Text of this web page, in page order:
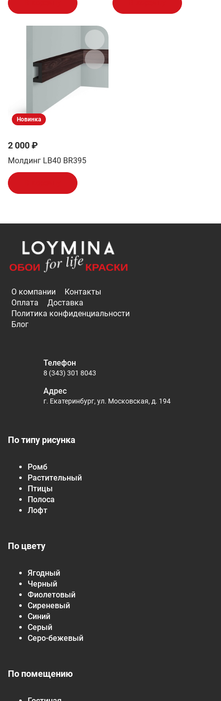
Новинка
2 000 ₽
Молдинг LB40 BR395
О компании
Контакты
Оплата
Доставка
Политика конфиденциальности
Блог
По типу рисунка
Ромб
Растительный
Птицы
Полоса
Лофт
По цвету
Ягодный
Черный
Фиолетовый
Сиреневый
Синий
Серый
Серо-бежевый
По помещению
Телефон
8 (343) 301 8043
Адрес
г. Екатеринбург, ул. Московская, д. 194